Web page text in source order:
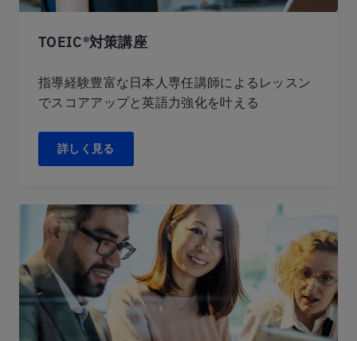
TOEIC®対策講座
指導経験豊富な日本人専任講師によるレッスン
でスコアアップと英語力強化を叶える
詳しく見る